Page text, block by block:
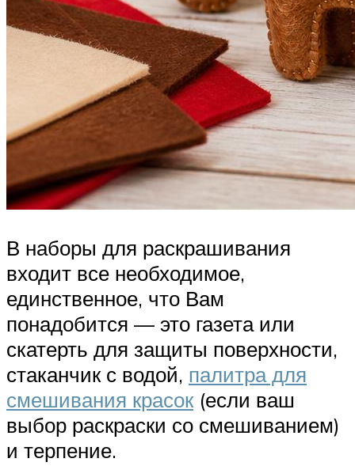
В наборы для раскрашивания
входит все необходимое,
единственное, что Вам
понадобится — это газета или
скатерть для защиты поверхности,
стаканчик с водой, палитра для
смешивания красок (если ваш
выбор раскраски со смешиванием)
и терпение.